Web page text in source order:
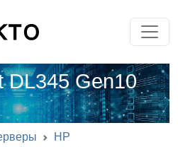
DL345 Gen10
HP